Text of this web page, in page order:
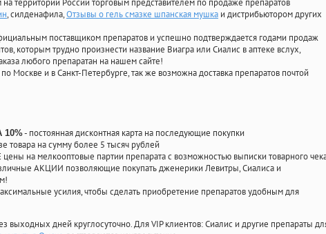
территории России торговым представителем по продаже препаратов
, силденафила,Отзывы о гель смазке шпанская мушка и дистрибьютором других
поставщиком препаратов и успешно подтверждается годами продаж
которым трудно произнести название Виагра или Сиалис в аптеке вслух,
любого препаратан на нашем сайте!
Москве и в Санкт-Петербурге, так же возможна доставка препаратов почтой
10%- постоянная дисконтная карта на последующие покупки
товара на сумму более 5 тысяч рублей
на мелкооптовые партии препарата с возможностью выписки товарного
АКЦИИ позволяющие покупать дженерики Левитры, Сиалиса и
усилия, чтобы сделать приобретение препаратов удобным для
выходных дней круглосуточно. Для VIP клиентов: Сиалис и другие препараты